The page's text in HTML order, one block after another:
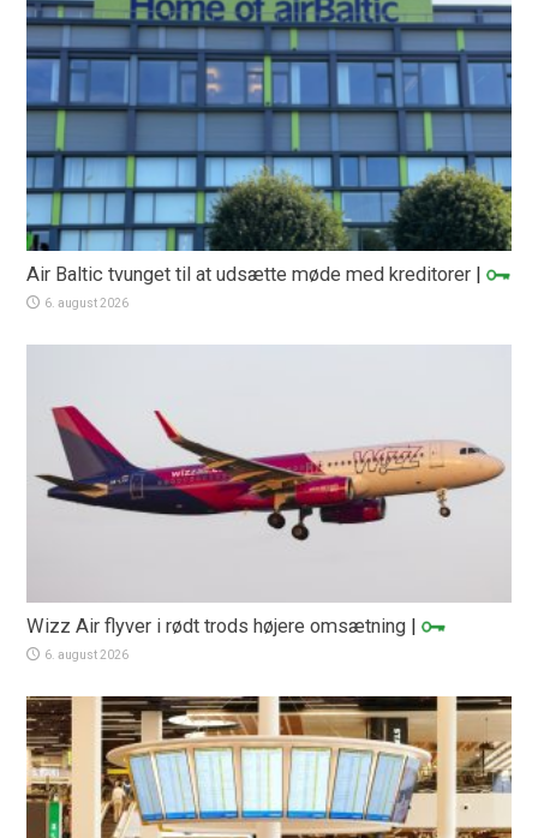
Air Baltic tvunget til at udsætte møde med kreditorer |
6. august 2026
Wizz Air flyver i rødt trods højere omsætning |
6. august 2026